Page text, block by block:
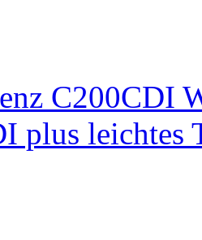
C200CDI
plus